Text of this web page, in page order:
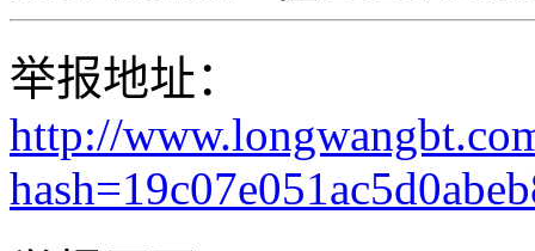
举报地址：
http://